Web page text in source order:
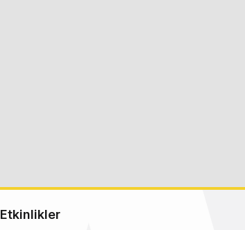
Etkinlikler